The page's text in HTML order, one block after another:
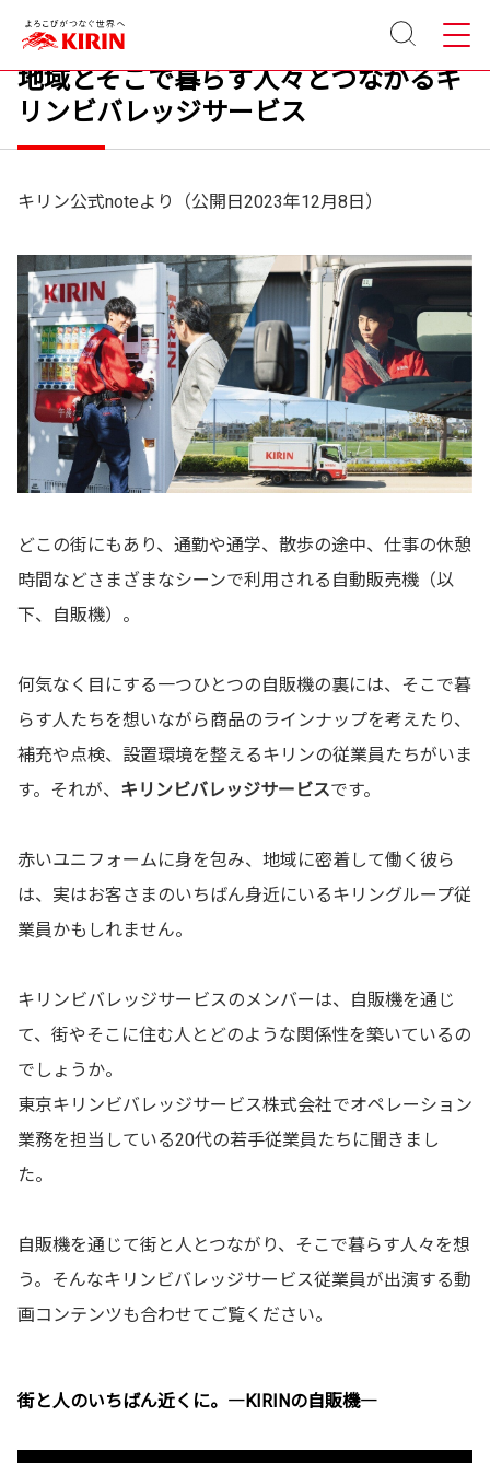
サイト
内検索
メニュ
ー
街と人を想いながら。自販機を通して
地域とそこで暮らす人々とつながるキ
リンビバレッジサービス
キリン公式noteより（公開日2023年12月8日）
どこの街にもあり、通勤や通学、散歩の途中、仕事の休憩
時間などさまざまなシーンで利用される自動販売機（以
下、自販機）。
何気なく目にする一つひとつの自販機の裏には、そこで暮
らす人たちを想いながら商品のラインナップを考えたり、
補充や点検、設置環境を整えるキリンの従業員たちがいま
す。それが、 キリンビバレッジサービスです。
赤いユニフォームに身を包み、地域に密着して働く彼ら
は、実はお客さまのいちばん身近にいるキリングループ従
業員かもしれません。
キリンビバレッジサービスのメンバーは、自販機を通じ
て、街やそこに住む人とどのような関係性を築いているの
でしょうか。
東京キリンビバレッジサービス株式会社でオペレーション
業務を担当している20代の若手従業員たちに聞きまし
た。
自販機を通じて街と人とつながり、そこで暮らす人々を想
う。そんなキリンビバレッジサービス従業員が出演する動
画コンテンツも合わせてご覧ください。
街と人のいちばん近くに。―KIRINの自販機―